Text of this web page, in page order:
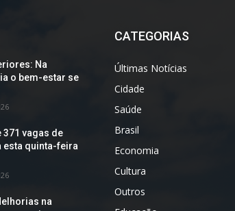
Na
o bem-estar se
vagas de
esta quinta-feira
na
CATEGORIAS
Últimas Notícias
Cidade
Saúde
Brasil
Economia
Cultura
Outros